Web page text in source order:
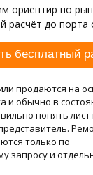
ориентир по
расчёт до порта
бесплатный
продаются на
и обычно в
понять лист
только по
запросу и